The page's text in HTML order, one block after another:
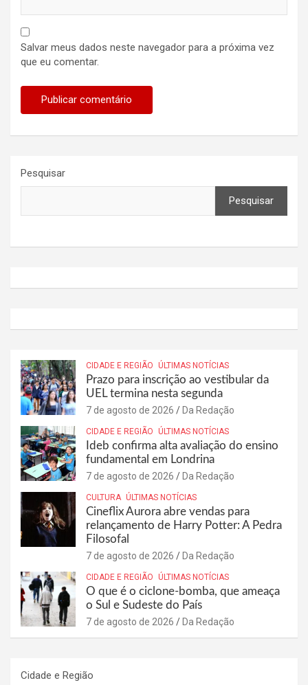
Salvar meus dados neste navegador para a próxima vez
que eu comentar.
Pesquisar
Pesquisar
CIDADE E REGIÃO ÚLTIMAS NOTÍCIAS
Prazo para inscrição ao vestibular da
UEL termina nesta segunda
7 de agosto de 2026 Da Redação
CIDADE E REGIÃO ÚLTIMAS NOTÍCIAS
Ideb confirma alta avaliação do ensino
fundamental em Londrina
7 de agosto de 2026 Da Redação
CULTURA ÚLTIMAS NOTÍCIAS
Cineflix Aurora abre vendas para
relançamento de Harry Potter: A Pedra
Filosofal
7 de agosto de 2026 Da Redação
CIDADE E REGIÃO ÚLTIMAS NOTÍCIAS
O que é o ciclone-bomba, que ameaça
o Sul e Sudeste do País
7 de agosto de 2026 Da Redação
Cidade e Região